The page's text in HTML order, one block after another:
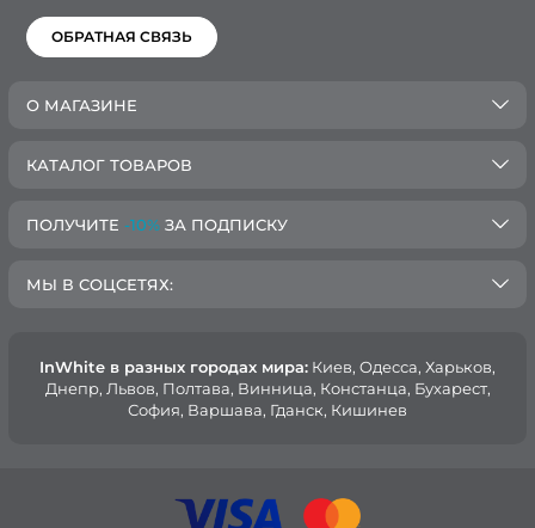
ОБРАТНАЯ СВЯЗЬ
О МАГАЗИНЕ
КАТАЛОГ ТОВАРОВ
ПОЛУЧИТЕ -10% ЗА ПОДПИСКУ
МЫ В СОЦСЕТЯХ:
InWhite в разных городах мира: Киев, Oдесса, Харьков,
Днепр, Львов, Полтава, Винница, Констанца, Бухарест,
София, Варшава, Гданск, Кишинев